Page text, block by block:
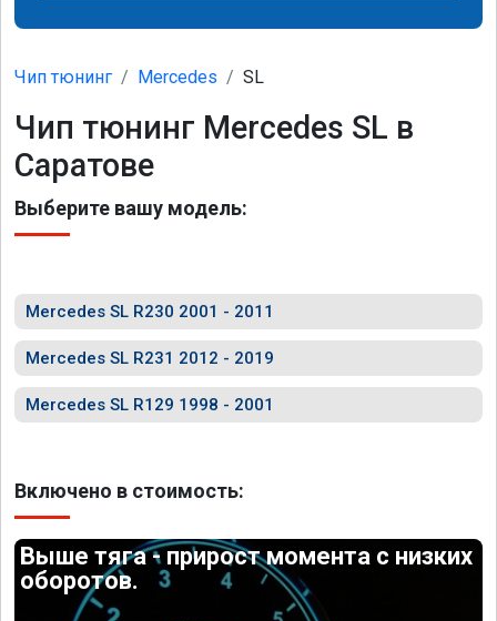
Чип тюнинг Mercedes SL
Чип тюнинг Mercedes SL в
Саратове
Выберите вашу модель:
Mercedes SL R230 2001 - 2011
Mercedes SL R231 2012 - 2019
Mercedes SL R129 1998 - 2001
Включено в стоимость:
Выше тяга - прирост момента с низких
оборотов.